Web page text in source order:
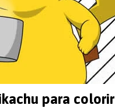
para colorir